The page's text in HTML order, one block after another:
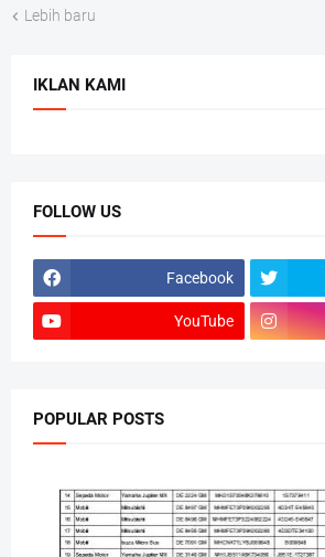
Lebih baru
IKLAN KAMI
FOLLOW US
Facebook
YouTube
POPULAR POSTS